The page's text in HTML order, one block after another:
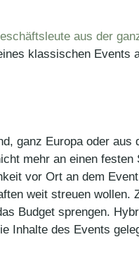
aus der
klassischen Events
ganz Europa oder aus
mehr an einen festen
vor Ort an dem Event
weit streuen wollen.
Budget sprengen.
Inhalte des Events